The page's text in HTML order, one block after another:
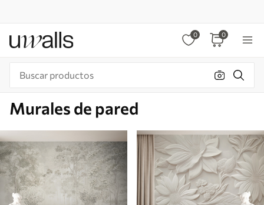
0 0
Murales de pared